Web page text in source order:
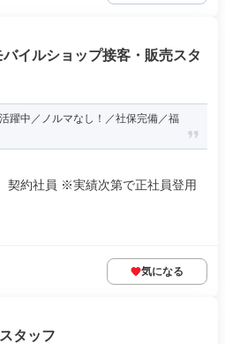
バイルショップ接客・販売スタ
躍中／ノルマなし！／社保完備／福
契約社員 ※実績次第で正社員登用
気になる
タッフ